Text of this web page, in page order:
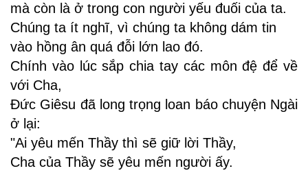
mà còn là ở trong con người yếu đuối của ta.
Chúng ta ít nghĩ, vì chúng ta không dám tin
vào hồng ân quá đỗi lớn lao đó.
Chính vào lúc sắp chia tay các môn đệ để về
với Cha,
Ðức Giêsu đã long trọng loan báo chuyện Ngài
ở lại:
"Ai yêu mến Thầy thì sẽ giữ lời Thầy,
Cha của Thầy sẽ yêu mến người ấy.